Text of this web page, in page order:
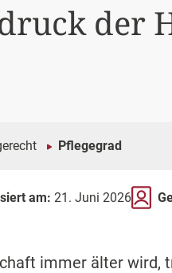
der
Pflegegrad
am: 21. Juni 2026
immer älter wird,